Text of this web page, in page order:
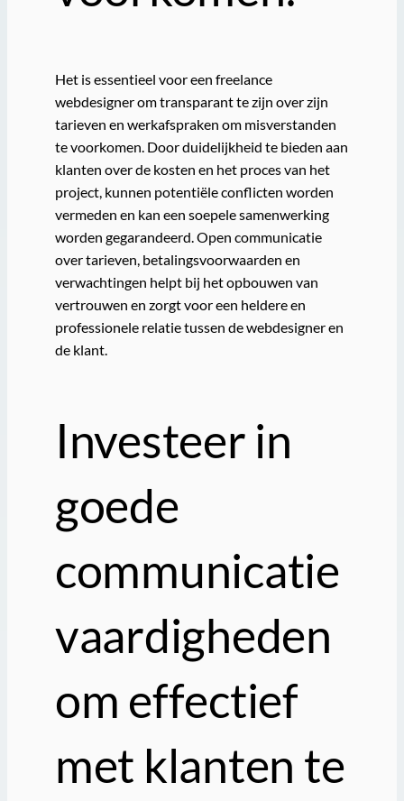
Het is essentieel voor een freelance
webdesigner om transparant te zijn over zijn
tarieven en werkafspraken om misverstanden
te voorkomen. Door duidelijkheid te bieden aan
klanten over de kosten en het proces van het
project, kunnen potentiële conflicten worden
vermeden en kan een soepele samenwerking
worden gegarandeerd. Open communicatie
over tarieven, betalingsvoorwaarden en
verwachtingen helpt bij het opbouwen van
vertrouwen en zorgt voor een heldere en
professionele relatie tussen de webdesigner en
de klant.
Investeer in
goede
communicatie
vaardigheden
om effectief
met klanten te